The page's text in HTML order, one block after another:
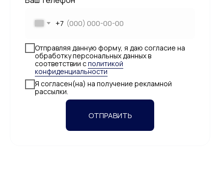
+7
Отправляя данную форму, я даю согласие на
обработку персональных данных в
соответствии сполитикой
конфиденциальности
Я согласен(на) на получение рекламной
рассылки.
ОТПРАВИТЬ